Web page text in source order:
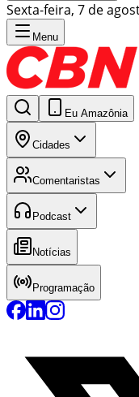
Sexta-feira, 7 de
Menu
Eu Amazônia
Cidades
Comentaristas
Podcast
Notícias
Programação